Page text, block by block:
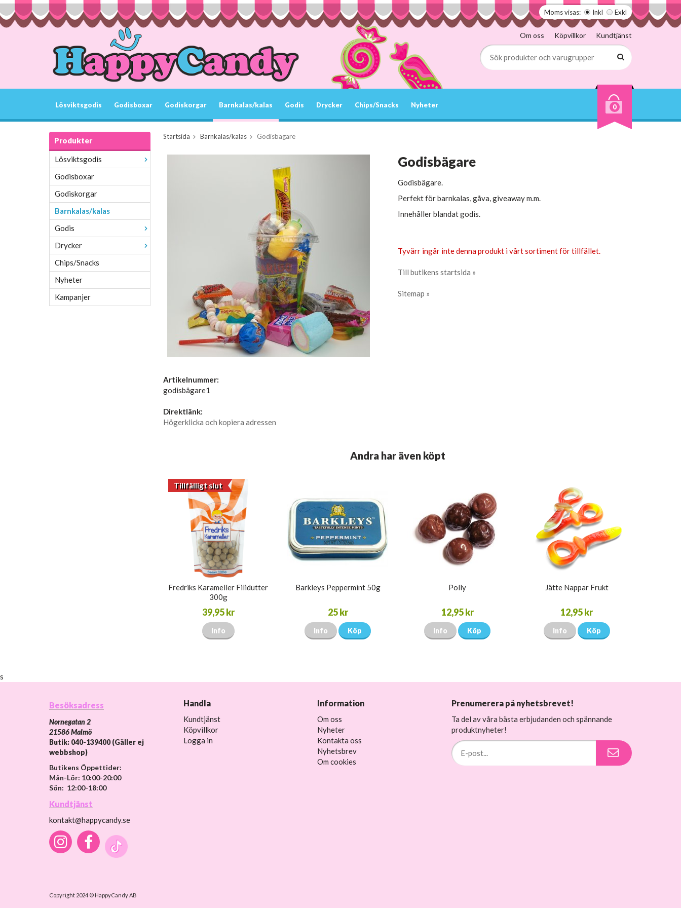
Moms visas: Inkl Exkl
Om oss Köpvillkor Kundtjänst
Lösviktsgodis Godisboxar Godiskorgar Barnkalas/kalas Godis Drycker Chips/Snacks Nyheter 0
Produkter
Lösviktsgodis
Godisboxar
Godiskorgar
Barnkalas/kalas
Godis
Drycker
Chips/Snacks
Nyheter
Kampanjer
Startsida Barnkalas/kalas Godisbägare
Godisbägare
Godisbägare.
Perfekt för barnkalas, gåva, giveaway m.m.
Innehåller blandat godis.
Tyvärr ingår inte denna produkt i vårt sortiment för tillfället.
Till butikens startsida »
Sitemap »
Artikelnummer:
godisbägare1
Direktlänk:
Högerklicka och kopiera adressen
Andra har även köpt
Tillfälligt slut
Fredriks Karameller Filidutter
300g
39,95 kr
Info
Barkleys Peppermint 50g
25 kr
Info Köp
Polly
12,95 kr
Info Köp
Jätte Nappar Frukt
12,95 kr
Info Köp
s
Besöksadress
Nornegatan 2
21586 Malmö
Butik: 040-139400 (Gäller ej
webbshop)
Butikens Öppettider:
Mån-Lör: 10:00-20:00
Sön: 12:00-18:00
Kundtjänst
kontakt@happycandy.se
Copyright 2024 © HappyCandy AB
Handla
Kundtjänst
Köpvillkor
Logga in
Information
Om oss
Nyheter
Kontakta oss
Nyhetsbrev
Om cookies
Prenumerera på nyhetsbrevet!
Ta del av våra bästa erbjudanden och spännande
produktnyheter!